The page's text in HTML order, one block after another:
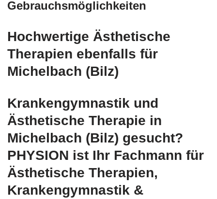
Gebrauchsmöglichkeiten
Hochwertige Ästhetische
Therapien ebenfalls für
Michelbach (Bilz)
Krankengymnastik und
Ästhetische Therapie in
Michelbach (Bilz) gesucht?
PHYSION ist Ihr Fachmann für
Ästhetische Therapien,
Krankengymnastik &